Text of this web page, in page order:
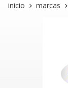
inicio marcas